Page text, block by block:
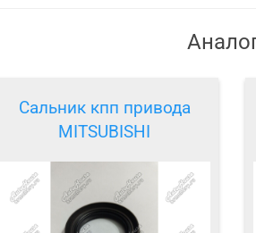
Сальник кпп привода
MITSUBISHI